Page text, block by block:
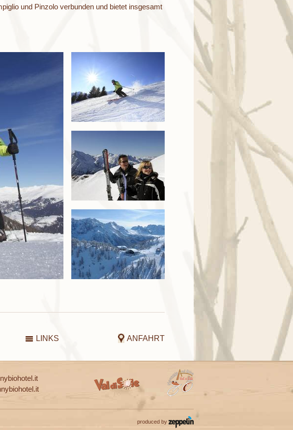
und Pinzolo verbunden und bietet insgesamt
LINKS ANFAHRT
produced by